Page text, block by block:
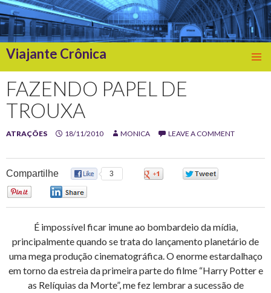
Viajante Crônica
TO
CONTENT
FAZENDO PAPEL DE
TROUXA
ATRAÇÕES 18/11/2010 MONICA LEAVE A COMMENT
Compartilhe 3
É impossível ficar imune ao bombardeio da mídia,
principalmente quando se trata do lançamento planetário de
uma mega produção cinematográfica. O enorme estardalhaço
em torno da estreia da primeira parte do filme “Harry Potter e
as Relíquias da Morte”, me fez lembrar a sucessão de